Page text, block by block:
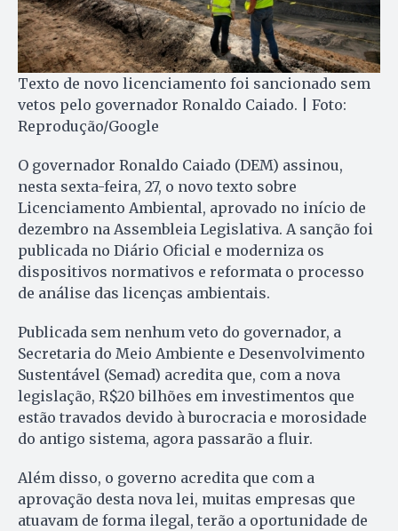
Texto de novo licenciamento foi sancionado sem
vetos pelo governador Ronaldo Caiado. | Foto:
Reprodução/Google
O governador Ronaldo Caiado (DEM) assinou,
nesta sexta-feira, 27, o novo texto sobre
Licenciamento Ambiental, aprovado no início de
dezembro na Assembleia Legislativa. A sanção foi
publicada no Diário Oficial e moderniza os
dispositivos normativos e reformata o processo
de análise das licenças ambientais.
Publicada sem nenhum veto do governador, a
Secretaria do Meio Ambiente e Desenvolvimento
Sustentável (Semad) acredita que, com a nova
legislação, R$20 bilhões em investimentos que
estão travados devido à burocracia e morosidade
do antigo sistema, agora passarão a fluir.
Além disso, o governo acredita que com a
aprovação desta nova lei, muitas empresas que
atuavam de forma ilegal, terão a oportunidade de